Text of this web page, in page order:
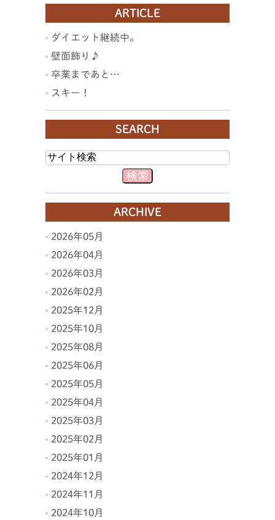
ARTICLE
ダイエット継続中。
壁面飾り♪
卒業まであと…
スキー！
SEARCH
ARCHIVE
2026年05月
2026年04月
2026年03月
2026年02月
2025年12月
2025年10月
2025年08月
2025年06月
2025年05月
2025年04月
2025年03月
2025年02月
2025年01月
2024年12月
2024年11月
2024年10月